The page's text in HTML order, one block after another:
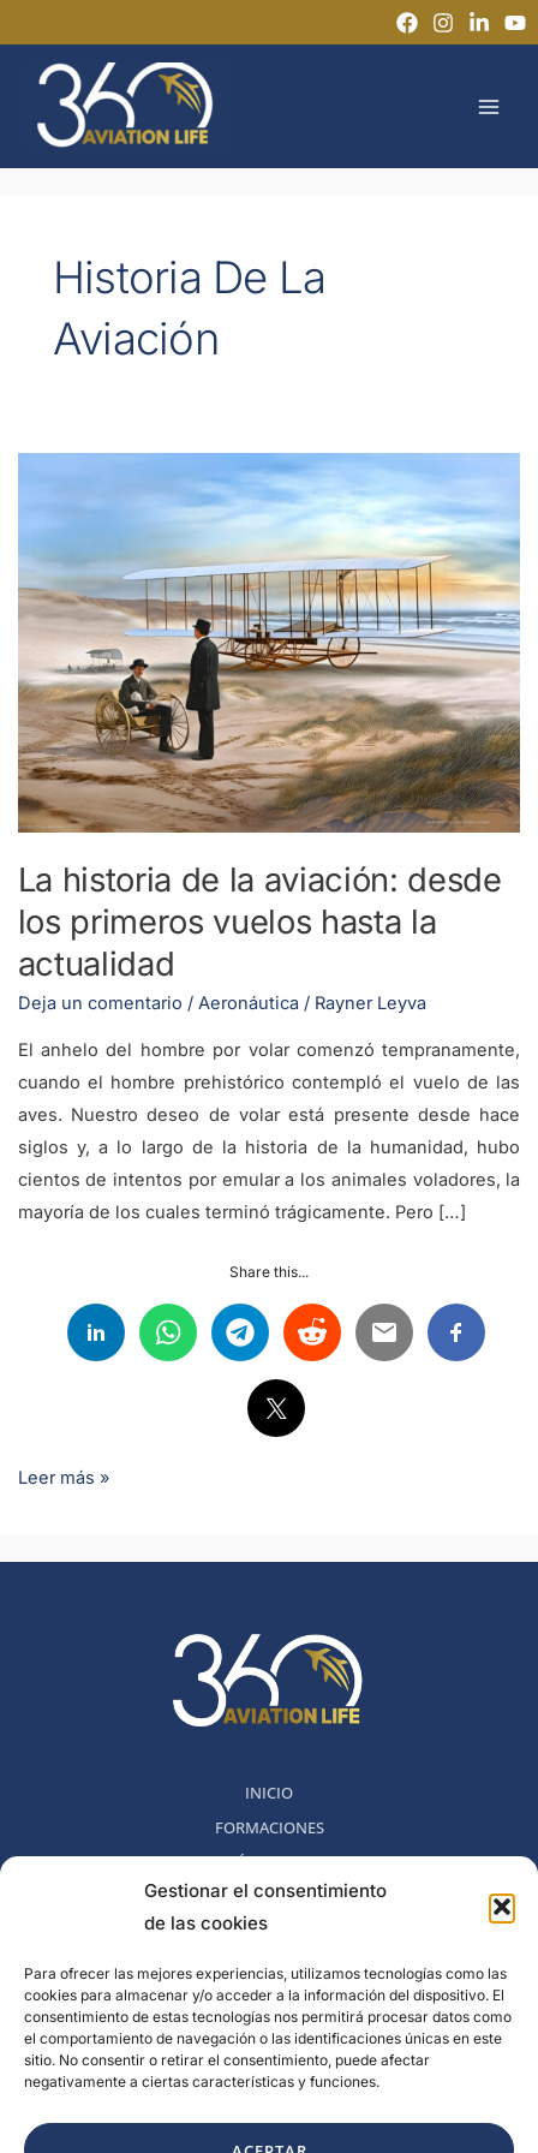
Gestionar el consentimiento
de las cookies
Para ofrecer las mejores experiencias, utilizamos tecnologías como las
cookies para almacenar y/o acceder a la información del dispositivo. El
consentimiento de estas tecnologías nos permitirá procesar datos como
el comportamiento de navegación o las identificaciones únicas en este
sitio. No consentir o retirar el consentimiento, puede afectar
negativamente a ciertas características y funciones.
al
contenido
Historia De La
Aviación
La historia de la aviación: desde
los primeros vuelos hasta la
actualidad
Deja un comentario / Aeronáutica / Rayner Leyva
El anhelo del hombre por volar comenzó tempranamente,
cuando el hombre prehistórico contempló el vuelo de las
aves. Nuestro deseo de volar está presente desde hace
siglos y, a lo largo de la historia de la humanidad, hubo
cientos de intentos por emular a los animales voladores, la
mayoría de los cuales terminó trágicamente. Pero […]
Share this...
aviación:
primeros
vuelos
hasta
la
actualidad
Leer más »
INICIO
FORMACIONES
MÉTODO 360
COMUNIDAD
NOSOTROS
BLOG
CONTACTO
POLITICA DE DESESTIMIENTO